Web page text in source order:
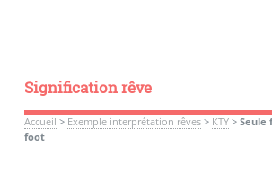
Signification rêve
Accueil > Exemple interprétation rêves> KTY> Seule
foot